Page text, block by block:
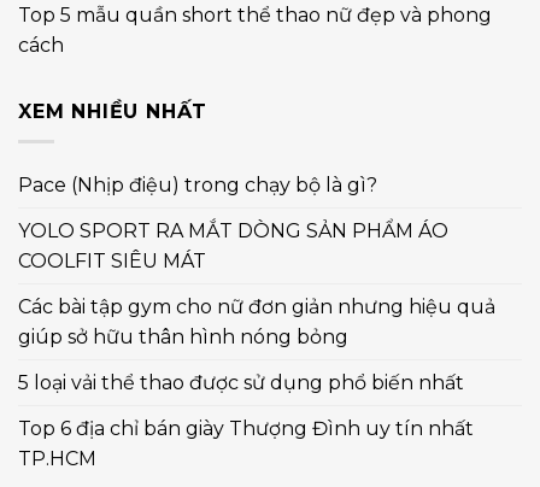
Top 5 mẫu quần short thể thao nữ đẹp và phong
cách
XEM NHIỀU NHẤT
Pace (Nhịp điệu) trong chạy bộ là gì?
YOLO SPORT RA MẮT DÒNG SẢN PHẨM ÁO
COOLFIT SIÊU MÁT
Các bài tập gym cho nữ đơn giản nhưng hiệu quả
giúp sở hữu thân hình nóng bỏng
5 loại vải thể thao được sử dụng phổ biến nhất
Top 6 địa chỉ bán giày Thượng Đình uy tín nhất
TP.HCM